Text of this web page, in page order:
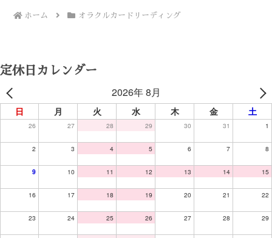
ホーム オラクルカードリーディング
定休日カレンダー
2026年 8月
日 月 火 水 木 金 土
26 27 28 29 30 31 1
2 3 4 5 6 7 8
9 10 11 12 13 14 15
16 17 18 19 20 21 22
23 24 25 26 27 28 29